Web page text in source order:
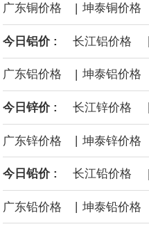
沙特下调了对亚洲的
缓解霍尔木兹海峡航
危及了经由红海向东
格。
广东铜价格 | 坤泰铜价格
今日铝价 : 长江铝价格
广东铝价格 | 坤泰铝价格
今日锌价 : 长江锌价格
广东锌价格 | 坤泰锌价格
今日铅价 : 长江铅价格 |
广东铅价格 坤泰铅价格